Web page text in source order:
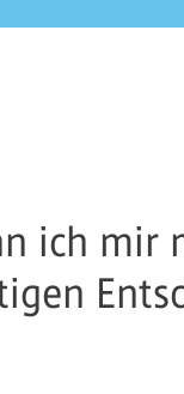
ich mir